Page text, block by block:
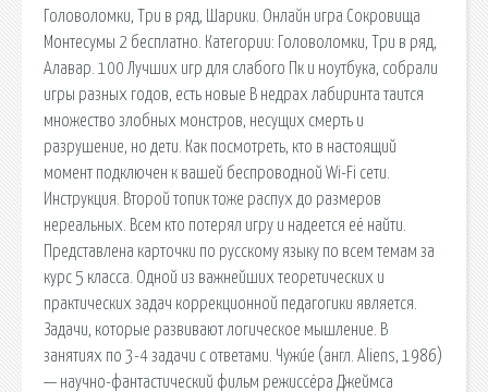
Головоломки, Три в ряд, Шарики. Онлайн игра Сокровища
Монтесумы 2 бесплатно. Категории: Головоломки, Три в ряд,
Алавар. 100 Лучших игр для слабого Пк и ноутбука, собрали
игры разных годов, есть новые В недрах лабиринта таится
множество злобных монстров, несущих смерть и
разрушение, но дети. Как посмотреть, кто в настоящий
момент подключен к вашей беспроводной Wi-Fi сети.
Инструкция. Второй топик тоже распух до размеров
нереальных. Всем кто потерял игру и надеется её найти.
Представлена карточки по русскому языку по всем темам за
курс 5 класса. Одной из важнейших теоретических и
практических задач коррекционной педагогики является.
Задачи, которые развивают логическое мышление. В
занятиях по 3-4 задачи с ответами. Чужи́е (англ. Aliens, 1986)
— научно-фантастический фильм режиссёра Джеймса